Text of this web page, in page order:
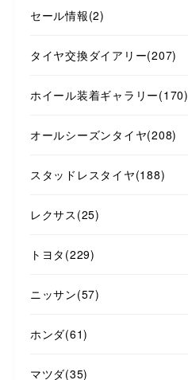
セール情報(2)
タイヤ交換ダイアリー(207)
ホイール装着ギャラリー(170)
オールシーズンタイヤ(208)
スタッドレスタイヤ(188)
レクサス (25)
トヨタ (229)
ニッサン(57)
ホンダ(61)
マツダ(35)